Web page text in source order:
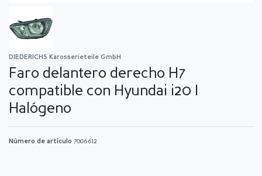
DIEDERICHS Karosserieteile GmbH
Faro delantero derecho H7
compatible con Hyundai i20 I
Halógeno
Número de artículo 7006612